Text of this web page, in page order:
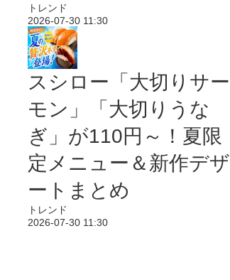
トレンド
2026-07-30 11:30
スシロー「大切りサー
モン」「大切りうな
ぎ」が110円～！夏限
定メニュー＆新作デザ
ートまとめ
トレンド
2026-07-30 11:30